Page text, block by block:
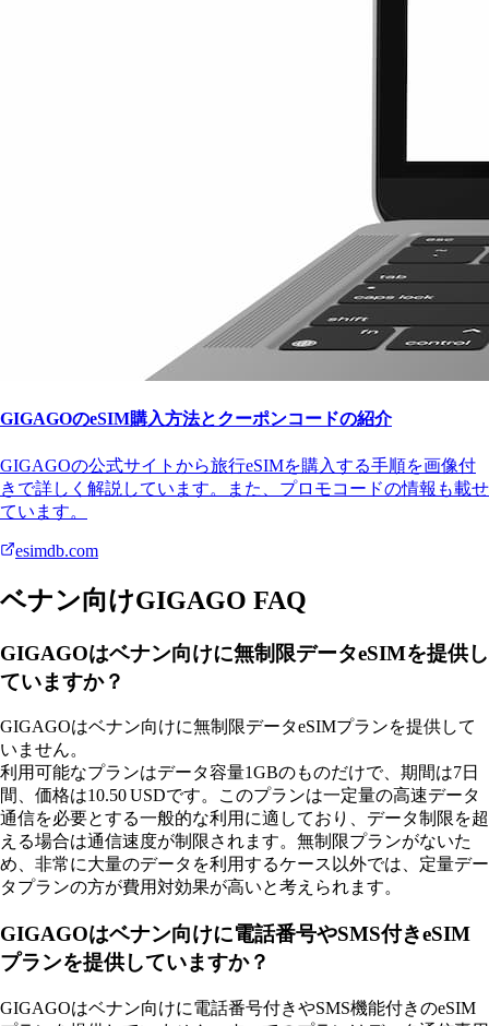
GIGAGOのeSIM購入方法とクーポンコードの紹介
GIGAGOの公式サイトから旅行eSIMを購入する手順を画像付
きで詳しく解説しています。また、プロモコードの情報も載せ
ています。
esimdb.com
ベナン向けGIGAGO FAQ
GIGAGOはベナン向けに無制限データeSIMを提供し
ていますか？
GIGAGOはベナン向けに無制限データeSIMプランを提供して
いません。
利用可能なプランはデータ容量1GBのものだけで、期間は7日
間、価格は10.50 USDです。このプランは一定量の高速データ
通信を必要とする一般的な利用に適しており、データ制限を超
える場合は通信速度が制限されます。無制限プランがないた
め、非常に大量のデータを利用するケース以外では、定量デー
タプランの方が費用対効果が高いと考えられます。
GIGAGOはベナン向けに電話番号やSMS付きeSIM
プランを提供していますか？
GIGAGOはベナン向けに電話番号付きやSMS機能付きのeSIM